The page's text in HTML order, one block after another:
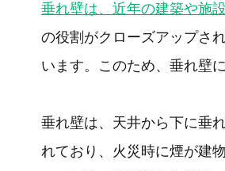
垂れ壁は、近年の建築や施
の役割がクローズアップさ
います。このため、垂れ壁
垂れ壁は、天井から下に垂
れており、火災時に煙が建